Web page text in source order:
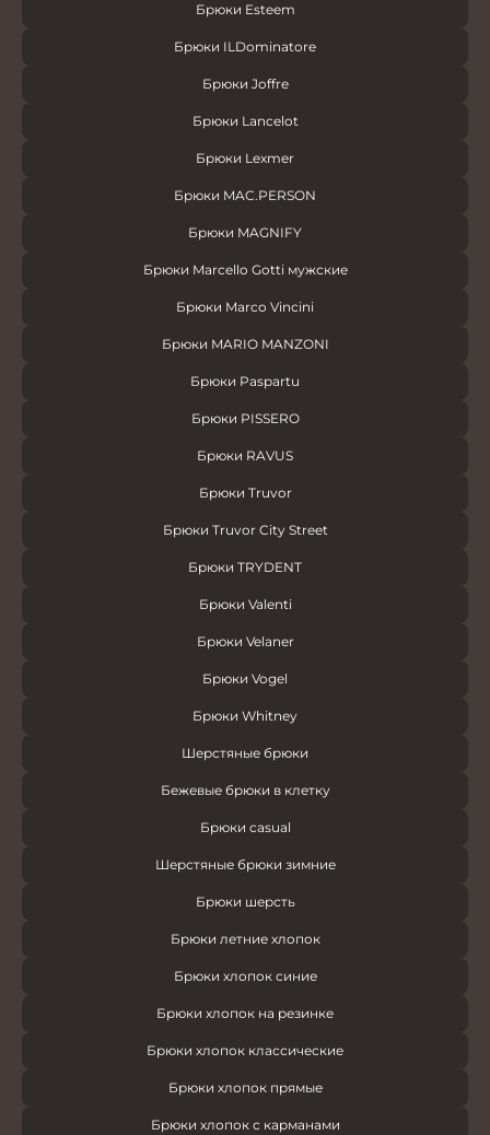
Брюки Esteem
Брюки ILDominatore
Брюки Joffre
Брюки Lancelot
Брюки Lexmer
Брюки MAC.PERSON
Брюки MAGNIFY
Брюки Marcello Gotti мужские
Брюки Marco Vincini
Брюки MARIO MANZONI
Брюки Paspartu
Брюки PISSERO
Брюки RAVUS
Брюки Truvor
Брюки Truvor City Street
Брюки TRYDENT
Брюки Valenti
Брюки Velaner
Брюки Vogel
Брюки Whitney
Шерстяные брюки
Бежевые брюки в клетку
Брюки casual
Шерстяные брюки зимние
Брюки шерсть
Брюки летние хлопок
Брюки хлопок синие
Брюки хлопок на резинке
Брюки хлопок классические
Брюки хлопок прямые
Брюки хлопок с карманами